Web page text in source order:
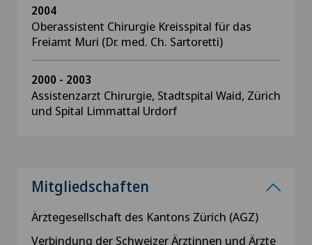
2004
Oberassistent Chirurgie Kreisspital für das
Freiamt Muri (Dr. med. Ch. Sartoretti)
2000 - 2003
Assistenzarzt Chirurgie, Stadtspital Waid, Zürich
und Spital Limmattal Urdorf
Mitgliedschaften
Ärztegesellschaft des Kantons Zürich (AGZ)
Verbindung der Schweizer Ärztinnen und Ärzte